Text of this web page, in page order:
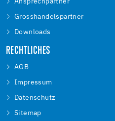
Ansprechpartner
Grosshandelspartner
Downloads
RECHTLICHES
AGB
Impressum
Datenschutz
Sitemap